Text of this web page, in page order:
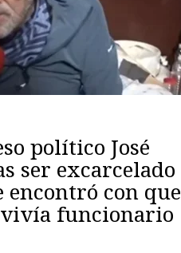
político José
ser excarcelado
encontró con que
funcionario